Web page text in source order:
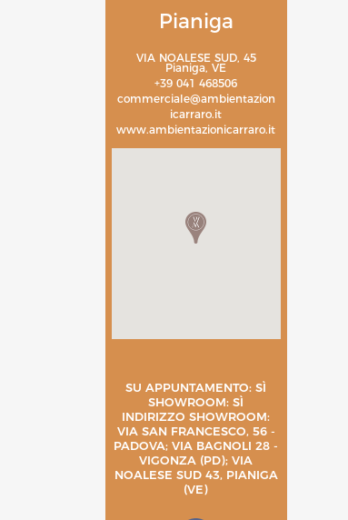
Pianiga
VIA NOALESE SUD, 45
Pianiga, VE
+39 041 468506
commerciale@ambientazion
icarraro.it
www.ambientazionicarraro.it
SU APPUNTAMENTO: SÌ
SHOWROOM: SÌ
INDIRIZZO SHOWROOM:
VIA SAN FRANCESCO, 56 -
PADOVA; VIA BAGNOLI 28 -
VIGONZA (PD); VIA
NOALESE SUD 43, PIANIGA
(VE)